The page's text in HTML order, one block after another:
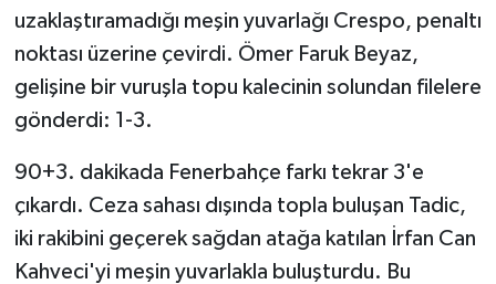
uzaklaştıramadığı meşin yuvarlağı Crespo, penaltı
noktası üzerine çevirdi. Ömer Faruk Beyaz,
gelişine bir vuruşla topu kalecinin solundan filelere
gönderdi: 1-3.
90+3. dakikada Fenerbahçe farkı tekrar 3'e
çıkardı. Ceza sahası dışında topla buluşan Tadic,
iki rakibini geçerek sağdan atağa katılan İrfan Can
Kahveci'yi meşin yuvarlakla buluşturdu. Bu